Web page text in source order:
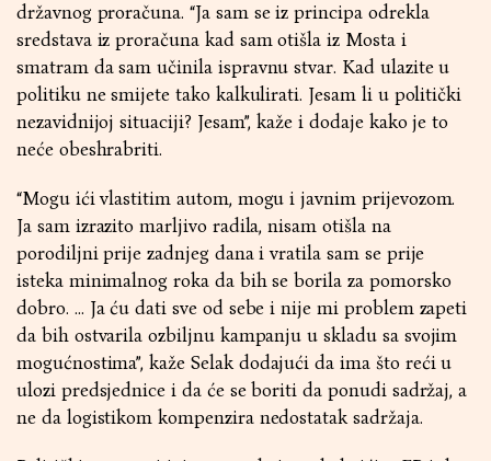
državnog proračuna. “Ja sam se iz principa odrekla
sredstava iz proračuna kad sam otišla iz Mosta i
smatram da sam učinila ispravnu stvar. Kad ulazite u
politiku ne smijete tako kalkulirati. Jesam li u politički
nezavidnijoj situaciji? Jesam”, kaže i dodaje kako je to
neće obeshrabriti.
“Mogu ići vlastitim autom, mogu i javnim prijevozom.
Ja sam izrazito marljivo radila, nisam otišla na
porodiljni prije zadnjeg dana i vratila sam se prije
isteka minimalnog roka da bih se borila za pomorsko
dobro. … Ja ću dati sve od sebe i nije mi problem zapeti
da bih ostvarila ozbiljnu kampanju u skladu sa svojim
mogućnostima”, kaže Selak dodajući da ima što reći u
ulozi predsjednice i da će se boriti da ponudi sadržaj, a
ne da logistikom kompenzira nedostatak sadržaja.